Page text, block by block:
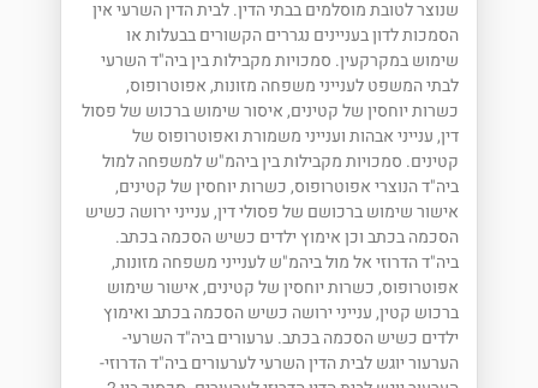
שנוצר לטובת מוסלמים בבתי הדין. לבית הדין השרעי אין
הסמכות לדון בעניינים נגררים הקשורים בבעלות או
שימוש במקרקעין. סמכויות מקבילות בין ביה"ד השרעי
לבתי המשפט לענייני משפחה מזונות, אפוטרופוס,
כשרות יוחסין של קטינים, איסור שימוש ברכוש של פסול
דין, ענייני אבהות וענייני משמורת ואפוטרופוס של
קטינים. סמכויות מקבילות בין ביהמ"ש למשפחה למול
ביה"ד הנוצרי אפוטרופוס, כשרות יוחסין של קטינים,
אישור שימוש ברכושם של פסולי דין, ענייני ירושה כשיש
הסכמה בכתב וכן אימוץ ילדים כשיש הסכמה בכתב.
ביה"ד הדרוזי אל מול ביהמ"ש לענייני משפחה מזונות,
אפוטרופוס, כשרות יוחסין של קטינים, אישור שימוש
ברכוש קטין, ענייני ירושה כשיש הסכמה בכתב ואימוץ
ילדים כשיש הסכמה בכתב. ערעורים ביה"ד השרעי-
הערעור יוגש לבית הדין השרעי לערעורים ביה"ד הדרוזי-